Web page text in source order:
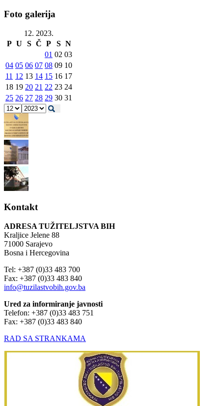
Foto galerija
12. 2023.
P U S Č P S N
01 02 03
04 05 06 07 08 09 10
11 12 13 14 15 16 17
18 19 20 21 22 23 24
25 26 27 28 29 30 31
Kontakt
ADRESA TUŽITELJSTVA BIH
Kraljice Jelene 88
71000 Sarajevo
Bosna i Hercegovina
Tel: +387 (0)33 483 700
Fax: +387 (0)33 483 840
info@tuzilastvobih.gov.ba
Ured za informiranje javnosti
Telefon: +387 (0)33 483 751
Fax: +387 (0)33 483 840
RAD SA STRANKAMA